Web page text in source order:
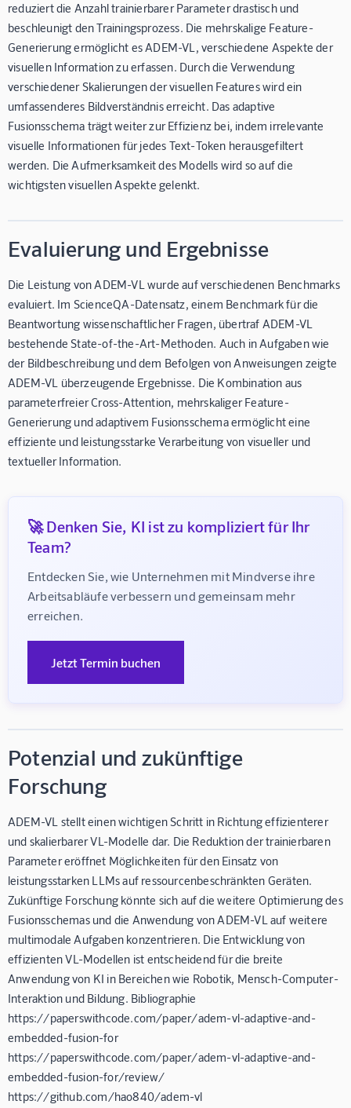
reduziert die Anzahl trainierbarer Parameter drastisch und
beschleunigt den Trainingsprozess. Die mehrskalige Feature-
Generierung ermöglicht es ADEM-VL, verschiedene Aspekte der
visuellen Information zu erfassen. Durch die Verwendung
verschiedener Skalierungen der visuellen Features wird ein
umfassenderes Bildverständnis erreicht. Das adaptive
Fusionsschema trägt weiter zur Effizienz bei, indem irrelevante
visuelle Informationen für jedes Text-Token herausgefiltert
werden. Die Aufmerksamkeit des Modells wird so auf die
wichtigsten visuellen Aspekte gelenkt.
Evaluierung und Ergebnisse
Die Leistung von ADEM-VL wurde auf verschiedenen Benchmarks
evaluiert. Im ScienceQA-Datensatz, einem Benchmark für die
Beantwortung wissenschaftlicher Fragen, übertraf ADEM-VL
bestehende State-of-the-Art-Methoden. Auch in Aufgaben wie
der Bildbeschreibung und dem Befolgen von Anweisungen zeigte
ADEM-VL überzeugende Ergebnisse. Die Kombination aus
parameterfreier Cross-Attention, mehrskaliger Feature-
Generierung und adaptivem Fusionsschema ermöglicht eine
effiziente und leistungsstarke Verarbeitung von visueller und
textueller Information.
🚀 Denken Sie, KI ist zu kompliziert für Ihr
Team?
Entdecken Sie, wie Unternehmen mit Mindverse ihre
Arbeitsabläufe verbessern und gemeinsam mehr
erreichen.
Jetzt Termin buchen
Potenzial und zukünftige
Forschung
ADEM-VL stellt einen wichtigen Schritt in Richtung effizienterer
und skalierbarer VL-Modelle dar. Die Reduktion der trainierbaren
Parameter eröffnet Möglichkeiten für den Einsatz von
leistungsstarken LLMs auf ressourcenbeschränkten Geräten.
Zukünftige Forschung könnte sich auf die weitere Optimierung des
Fusionsschemas und die Anwendung von ADEM-VL auf weitere
multimodale Aufgaben konzentrieren. Die Entwicklung von
effizienten VL-Modellen ist entscheidend für die breite
Anwendung von KI in Bereichen wie Robotik, Mensch-Computer-
Interaktion und Bildung. Bibliographie
https://paperswithcode.com/paper/adem-vl-adaptive-and-
embedded-fusion-for
https://paperswithcode.com/paper/adem-vl-adaptive-and-
embedded-fusion-for/review/
https://github.com/hao840/adem-vl